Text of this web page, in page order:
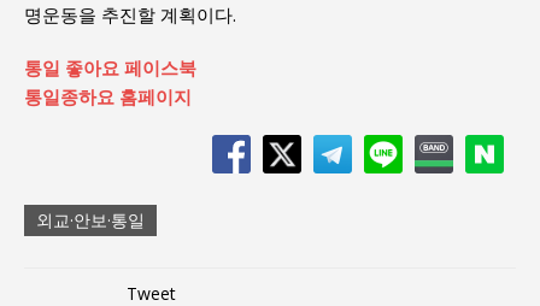
명운동을 추진할 계획이다.
통일 좋아요 페이스북
통일종하요 홈페이지
외교·안보·통일
Tweet